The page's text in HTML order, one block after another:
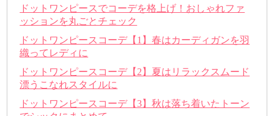
ドットワンピースでコーデを格上げ！おしゃれファ
ッションを丸ごとチェック
ドットワンピースコーデ【1】春はカーディガンを羽
織ってレディに
ドットワンピースコーデ【2】夏はリラックスムード
漂うこなれスタイルに
ドットワンピースコーデ【3】秋は落ち着いたトーン